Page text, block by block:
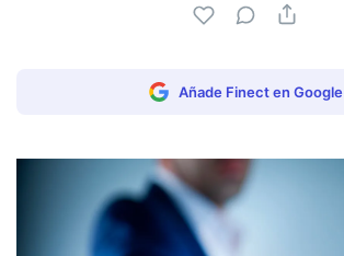
Añade Finect en Google